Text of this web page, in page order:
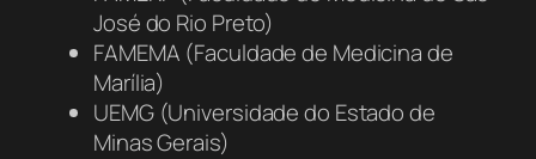
José do Rio Preto)
FAMEMA (Faculdade de Medicina de
Marília)
UEMG (Universidade do Estado de
Minas Gerais)